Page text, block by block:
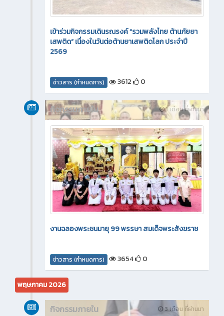
เข้าร่วมกิจกรรมเดินรณรงค์ “รวมพลังไทย ต้านภัยยา
เสพติด” เนื่องในวันต่อต้านยาเสพติดโลก ประจำปี
2569
ข่าวสาร (กำหนดการ) 3612 0
1 เดือน ที่ผ่านมา
กิจกรรมภายใน
งานฉลองพระชนมายุ 99 พรรษา สมเด็จพระสังฆราช
ข่าวสาร (กำหนดการ) 3654 0
พฤษภาคม 2026
3 เดือน ที่ผ่านมา
กิจกรรมภายใน